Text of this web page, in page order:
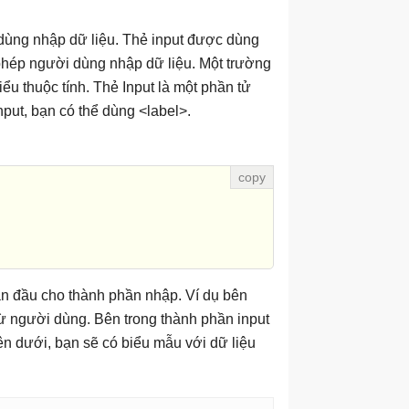
nhập dữ liệu. Thẻ input được dùng
người dùng nhập dữ liệu. Một trường
thuộc tính. Thẻ Input là một phần tử
bạn có thể dùng <label>.
đầu cho thành phần nhập. Ví dụ bên
người dùng. Bên trong thành phần input
dưới, bạn sẽ có biểu mẫu với dữ liệu